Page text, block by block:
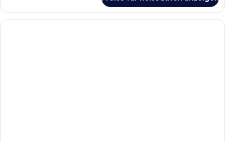
Suite,
Stadtblick
(Double